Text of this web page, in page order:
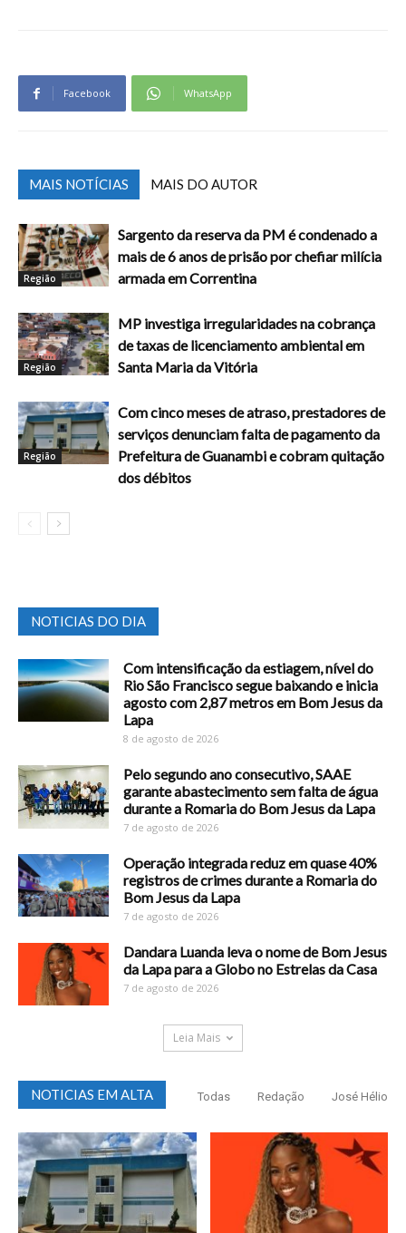
Facebook WhatsApp
MAIS NOTÍCIAS MAIS DO AUTOR
Região
Sargento da reserva da PM é condenado a
mais de 6 anos de prisão por chefiar milícia
armada em Correntina
Região
MP investiga irregularidades na cobrança
de taxas de licenciamento ambiental em
Santa Maria da Vitória
Região
Com cinco meses de atraso, prestadores de
serviços denunciam falta de pagamento da
Prefeitura de Guanambi e cobram quitação
dos débitos
NOTICIAS DO DIA
Com intensificação da estiagem, nível do
Rio São Francisco segue baixando e inicia
agosto com 2,87 metros em Bom Jesus da
Lapa
8 de agosto de 2026
Pelo segundo ano consecutivo, SAAE
garante abastecimento sem falta de água
durante a Romaria do Bom Jesus da Lapa
7 de agosto de 2026
Operação integrada reduz em quase 40%
registros de crimes durante a Romaria do
Bom Jesus da Lapa
7 de agosto de 2026
Dandara Luanda leva o nome de Bom Jesus
da Lapa para a Globo no Estrelas da Casa
7 de agosto de 2026
Leia Mais
NOTICIAS EM ALTA Todas Redação José Hélio